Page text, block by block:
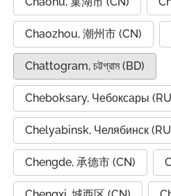
Chaozhou, 潮州市 (CN)
Chattogram, চট্টগ্রাম (BD)
Cheboksary, Чебоксары
Chelyabinsk, Челябинск
Chengde, 承德市 (CN)